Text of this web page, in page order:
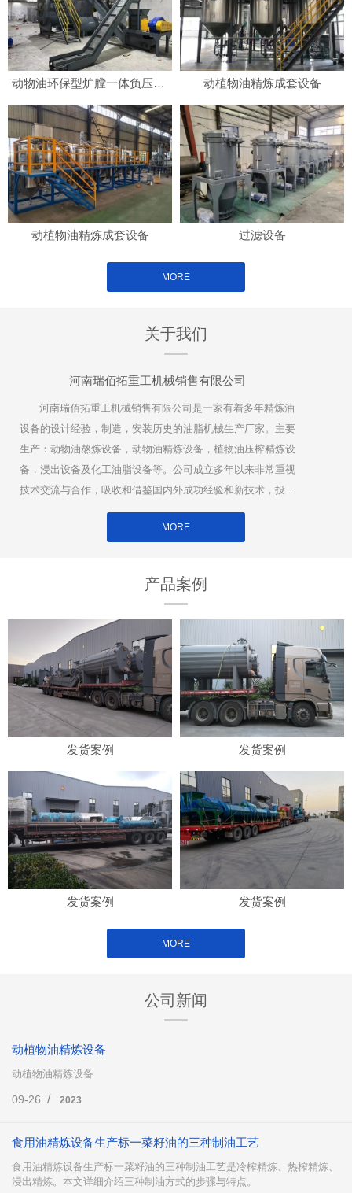
动物油环保型炉膛一体负压熔炼成套设备 动植物油精炼成套设备
动植物油精炼成套设备 过滤设备
MORE
关于我们
河南瑞佰拓重工机械销售有限公司
河南瑞佰拓重工机械销售有限公司是一家有着多年精炼油
设备的设计经验，制造，安装历史的油脂机械生产厂家。主要
生产：动物油熬炼设备，动物油精炼设备，植物油压榨精炼设
备，浸出设备及化工油脂设备等。公司成立多年以来非常重视
技术交流与合作，吸收和借鉴国内外成功经验和新技术，投入
大量**用于新设备的研制和开发。
MORE
产品案例
发货案例 发货案例
发货案例 发货案例
MORE
公司新闻
动植物油精炼设备
动植物油精炼设备
09-26 / 2023
食用油精炼设备生产标一菜籽油的三种制油工艺
食用油精炼设备生产标一菜籽油的三种制油工艺是冷榨精炼、热榨精炼、
浸出精炼。本文详细介绍三种制油方式的步骤与特点。